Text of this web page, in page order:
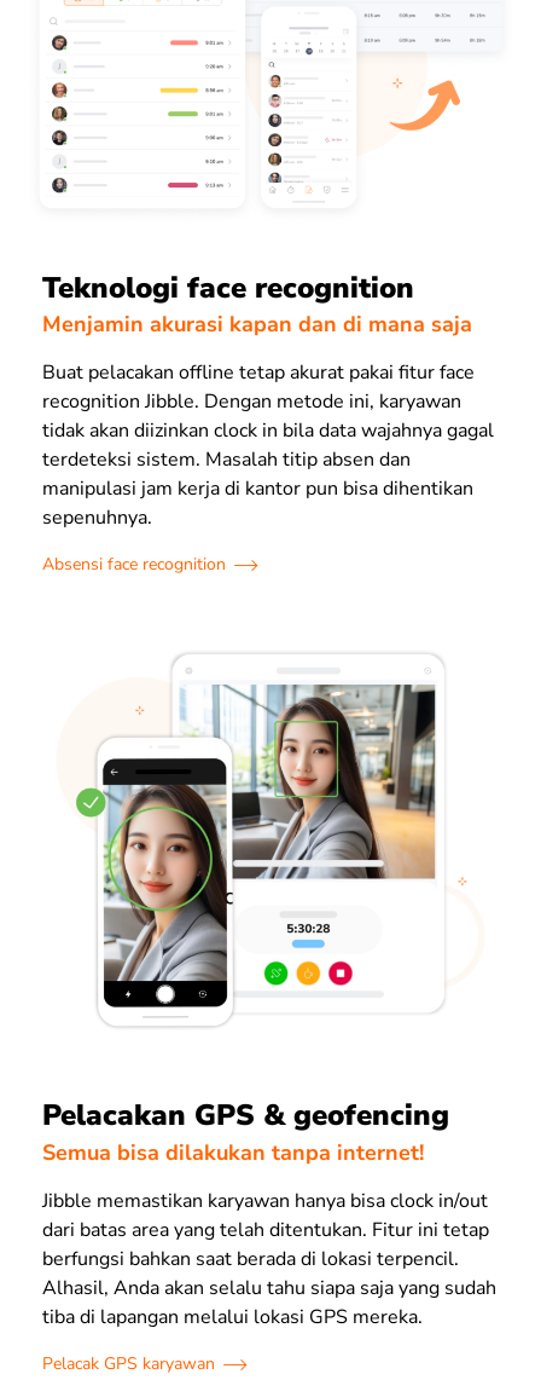
Teknologi face recognition
Menjamin akurasi kapan dan di mana saja
Buat pelacakan offline tetap akurat pakai fitur face
recognition Jibble. Dengan metode ini, karyawan
tidak akan diizinkan clock in bila data wajahnya gagal
terdeteksi sistem. Masalah titip absen dan
manipulasi jam kerja di kantor pun bisa dihentikan
sepenuhnya.
Absensi face recognition
Pelacakan GPS & geofencing
Semua bisa dilakukan tanpa internet!
Jibble memastikan karyawan hanya bisa clock in/out
dari batas area yang telah ditentukan. Fitur ini tetap
berfungsi bahkan saat berada di lokasi terpencil.
Alhasil, Anda akan selalu tahu siapa saja yang sudah
tiba di lapangan melalui lokasi GPS mereka.
Pelacak GPS karyawan